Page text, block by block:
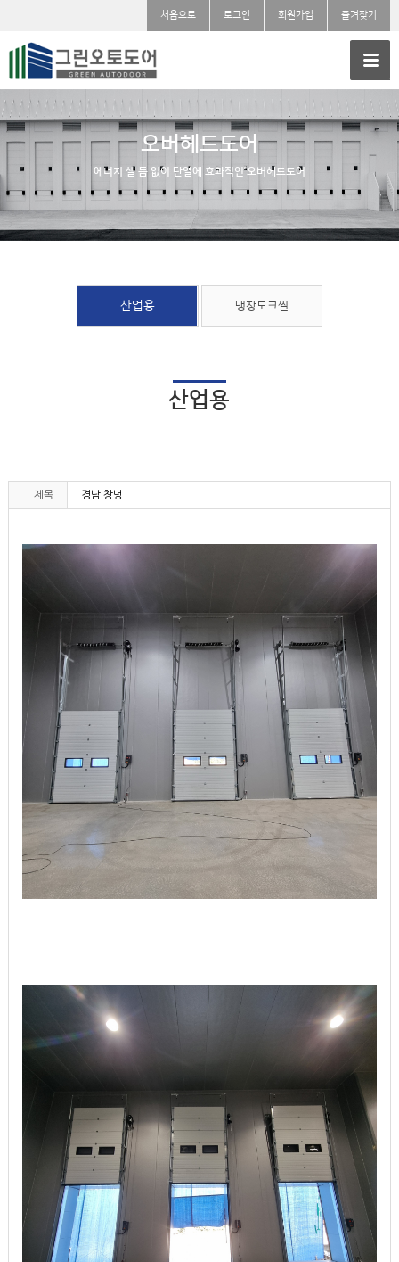
처음으로 로그인 회원가입 즐겨찾기
오버헤드도어
에너지 셀 틈 없이 단열에 효과적인 오버헤드도어
산업용 냉장도크씰
산업용
제목 경남 창녕